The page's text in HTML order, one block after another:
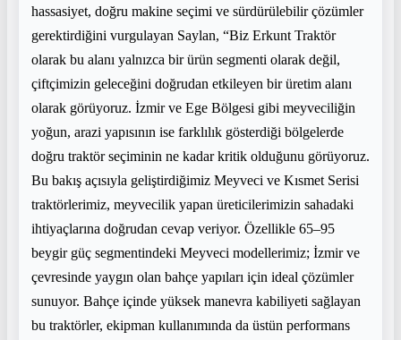
hassasiyet, doğru makine seçimi ve sürdürülebilir çözümler
gerektirdiğini vurgulayan Saylan, “Biz Erkunt Traktör
olarak bu alanı yalnızca bir ürün segmenti olarak değil,
çiftçimizin geleceğini doğrudan etkileyen bir üretim alanı
olarak görüyoruz. İzmir ve Ege Bölgesi gibi meyveciliğin
yoğun, arazi yapısının ise farklılık gösterdiği bölgelerde
doğru traktör seçiminin ne kadar kritik olduğunu görüyoruz.
Bu bakış açısıyla geliştirdiğimiz Meyveci ve Kısmet Serisi
traktörlerimiz, meyvecilik yapan üreticilerimizin sahadaki
ihtiyaçlarına doğrudan cevap veriyor. Özellikle 65–95
beygir güç segmentindeki Meyveci modellerimiz; İzmir ve
çevresinde yaygın olan bahçe yapıları için ideal çözümler
sunuyor. Bahçe içinde yüksek manevra kabiliyeti sağlayan
bu traktörler, ekipman kullanımında da üstün performans